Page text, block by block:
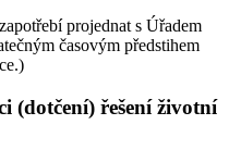
projednat s Úřadem
časovým předstihem
(dotčení) řešení životní